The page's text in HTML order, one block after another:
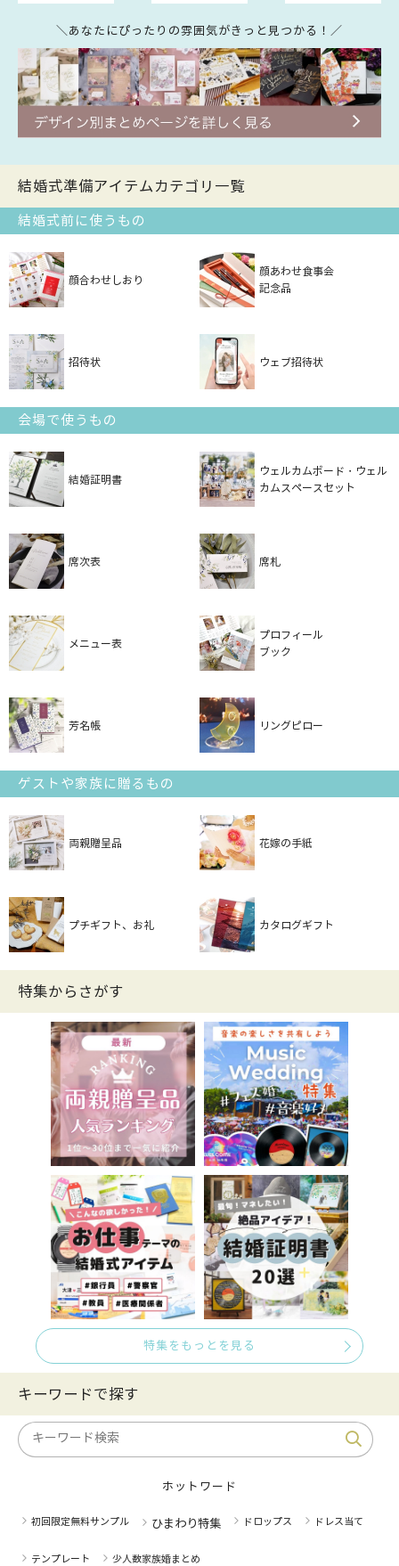
＼あなたにぴったりの雰囲気がきっと見つかる！／
結婚式準備アイテムカテゴリ一覧
結婚式前に使うもの
顔合わせしおり
顔あわせ食事会
記念品
招待状 ウェブ招待状
会場で使うもの
結婚証明書
ウェルカムボード・ウェル
カムスペースセット
席次表 席札
メニュー表
プロフィール
ブック
芳名帳 リングピロー
ゲストや家族に贈るもの
両親贈呈品 花嫁の手紙
プチギフト、お礼 カタログギフト
特集からさがす
特集をもっとを見る
キーワードで探す
ホットワード
初回限定無料サンプル ひまわり特集 ドロップス ドレス当て
テンプレート 少人数家族婚まとめ